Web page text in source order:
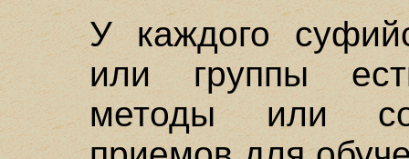
У каждого
или группы
методы или